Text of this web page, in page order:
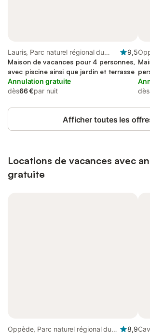
Lauris, Parc naturel régional du
Luberon
9,5
Maison de vacances pour 4 personnes,
avec piscine ainsi que jardin et terrasse
Annulation gratuite
dès66 €par nuit
dès
Afficher toutes les
Locations de vacances avec
gratuite
Oppède, Parc naturel régional du
8,9